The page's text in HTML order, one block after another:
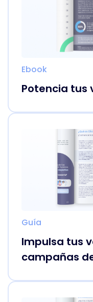
Ebook
Potencia tus
Guía
Impulsa tus
campañas